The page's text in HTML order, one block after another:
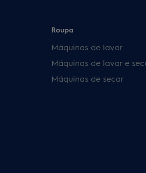
Roupa
Máquinas de lavar
Máquinas de lavar e
Máquinas de secar